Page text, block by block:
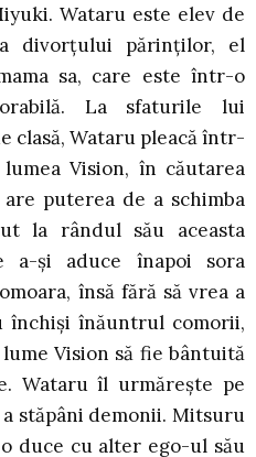
Wataru este elev de
divorţului părinţilor, el
sa, care este într-o
La sfaturile lui
clasă, Wataru pleacă într-
Vision, în căutarea
puterea de a schimba
la rândul său aceasta
a-şi aduce înapoi sora
însă fără să vrea a
închişi înăuntrul comorii,
Vision să fie bântuită
Wataru îl urmăreşte pe
stăpâni demonii. Mitsuru
duce cu alter ego-ul său